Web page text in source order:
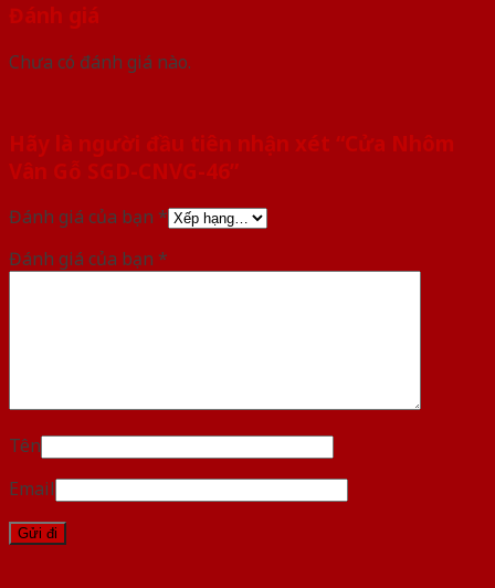
Đánh giá
Chưa có đánh giá nào.
Hãy là người đầu tiên nhận xét “Cửa Nhôm
Vân Gỗ SGD-CNVG-46”
Đánh giá của bạn *
Đánh giá của bạn *
Tên
Email